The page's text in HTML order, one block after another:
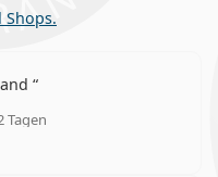
Tagen
5 aus 5